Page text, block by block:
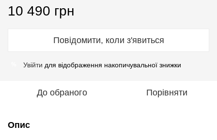
10 490 грн
Повідомити, коли з'явиться
Увійти для відображення накопичувальної знижки
До обраного Порівняти
Опис